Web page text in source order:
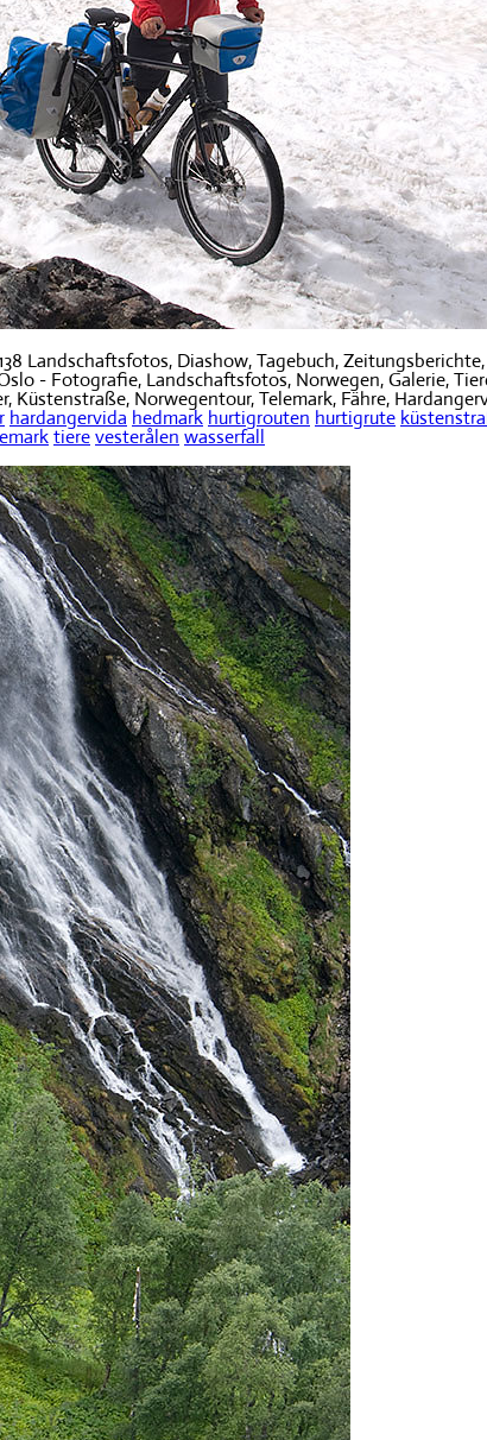
Landschaftsfotos, Diashow, Tagebuch,
- Fotografie, Landschaftsfotos, Norwegen, Galerie,
Norwegentour, Telemark, Fähre,
hardangervida hedmark hurtigrouten hurtigrute
tierevesterålen wasserfall